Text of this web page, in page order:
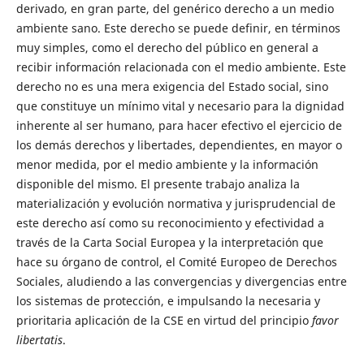
derivado, en gran parte, del genérico derecho a un medio
ambiente sano. Este derecho se puede definir, en términos
muy simples, como el derecho del público en general a
recibir información relacionada con el medio ambiente. Este
derecho no es una mera exigencia del Estado social, sino
que constituye un mínimo vital y necesario para la dignidad
inherente al ser humano, para hacer efectivo el ejercicio de
los demás derechos y libertades, dependientes, en mayor o
menor medida, por el medio ambiente y la información
disponible del mismo. El presente trabajo analiza la
materialización y evolución normativa y jurisprudencial de
este derecho así como su reconocimiento y efectividad a
través de la Carta Social Europea y la interpretación que
hace su órgano de control, el Comité Europeo de Derechos
Sociales, aludiendo a las convergencias y divergencias entre
los sistemas de protección, e impulsando la necesaria y
prioritaria aplicación de la CSE en virtud del principio favor
libertatis.